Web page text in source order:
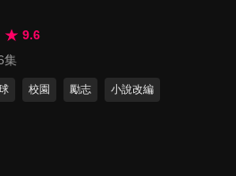
46
9.6
集
校園 勵志 小說改編